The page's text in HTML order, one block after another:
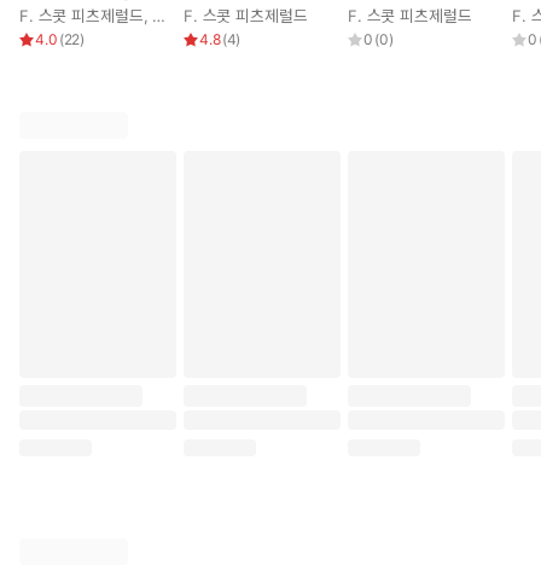
F. 스콧 피츠제럴드 최성애
4.0 (22)
F. 스콧 피츠제럴드
4.8(4)
F. 스콧 피츠제럴드
0 (0)
명
F.
0